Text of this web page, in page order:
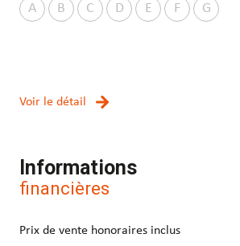
A B C D E F G
Voir le détail
Informations
financières
Prix de vente honoraires inclus